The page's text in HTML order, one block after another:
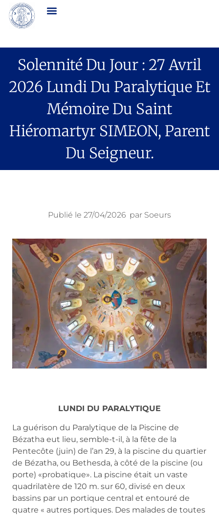
Solennité Du Jour : 27 Avril
2026 Lundi Du Paralytique Et
Mémoire Du Saint
Hiéromartyr SIMEON, Parent
Du Seigneur.
Publié le 27/04/2026 par Soeurs
LUNDI DU PARALYTIQUE
La guérison du Paralytique de la Piscine de
Bézatha eut lieu, semble-t-il, à la fête de la
Pentecôte (juin) de l’an 29, à la piscine du quartier
de Bézatha, ou Bethesda, à côté de la piscine (ou
porte) «probatique». La piscine était un vaste
quadrilatère de 120 m. sur 60, divisé en deux
bassins par un portique central et entouré de
quatre « autres portiques. Des malades de toutes